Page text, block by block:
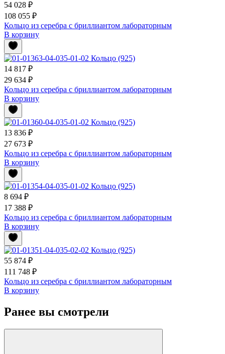
54 028 ₽
108 055 ₽
Кольцо из серебра с бриллиантом лабораторным
В корзину
14 817 ₽
29 634 ₽
Кольцо из серебра с бриллиантом лабораторным
В корзину
13 836 ₽
27 673 ₽
Кольцо из серебра с бриллиантом лабораторным
В корзину
8 694 ₽
17 388 ₽
Кольцо из серебра с бриллиантом лабораторным
В корзину
55 874 ₽
111 748 ₽
Кольцо из серебра с бриллиантом лабораторным
В корзину
Ранее вы смотрели